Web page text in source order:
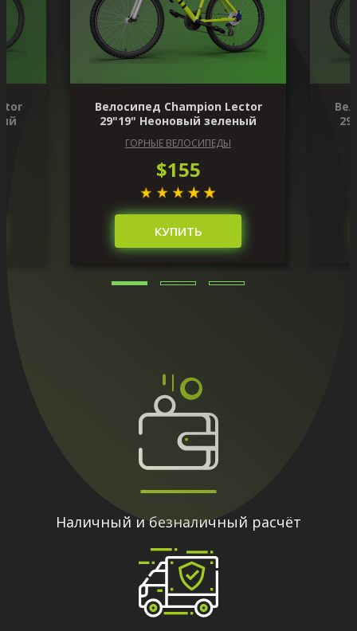
Велосипед Champion Lector
29"19" Неоновый зеленый
ГОРНЫЕ ВЕЛОСИПЕДЫ
$155
КУПИТЬ
Наличный и безналичный расчёт